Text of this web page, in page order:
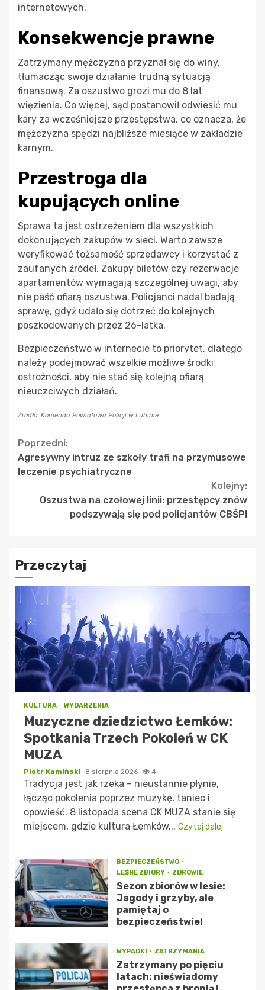
internetowych.
Konsekwencje prawne
Zatrzymany mężczyzna przyznał się do winy,
tłumacząc swoje działanie trudną sytuacją
finansową. Za oszustwo grozi mu do 8 lat
więzienia. Co więcej, sąd postanowił odwiesić mu
kary za wcześniejsze przestępstwa, co oznacza, że
mężczyzna spędzi najbliższe miesiące w zakładzie
karnym.
Przestroga dla
kupujących online
Sprawa ta jest ostrzeżeniem dla wszystkich
dokonujących zakupów w sieci. Warto zawsze
weryfikować tożsamość sprzedawcy i korzystać z
zaufanych źródeł. Zakupy biletów czy rezerwacje
apartamentów wymagają szczególnej uwagi, aby
nie paść ofiarą oszustwa. Policjanci nadal badają
sprawę, gdyż udało się dotrzeć do kolejnych
poszkodowanych przez 26-latka.
Bezpieczeństwo w internecie to priorytet, dlatego
należy podejmować wszelkie możliwe środki
ostrożności, aby nie stać się kolejną ofiarą
nieuczciwych działań.
Źródło: Komenda Powiatowa Policji w Lubinie
Continue
Reading
Poprzedni:
Agresywny intruz ze szkoły trafi na przymusowe
leczenie psychiatryczne
Kolejny:
Oszustwa na czołowej linii: przestępcy znów
podszywają się pod policjantów CBŚP!
Przeczytaj
KULTURA WYDARZENIA
Muzyczne dziedzictwo Łemków:
Spotkania Trzech Pokoleń w CK
MUZA
Piotr Kamiński 8 sierpnia 2026 4
Tradycja jest jak rzeka – nieustannie płynie,
łącząc pokolenia poprzez muzykę, taniec i
opowieść. 8 listopada scena CK MUZA stanie się
miejscem, gdzie kultura Łemków... Czytaj dalej
BEZPIECZEŃSTWO
LEŚNE ZBIORY
ZDROWIE
Sezon zbiorów w lesie:
Jagody i grzyby, ale
pamiętaj o
bezpieczeństwie!
WYPADKI ZATRZYMANIA
Zatrzymany po pięciu
latach: nieświadomy